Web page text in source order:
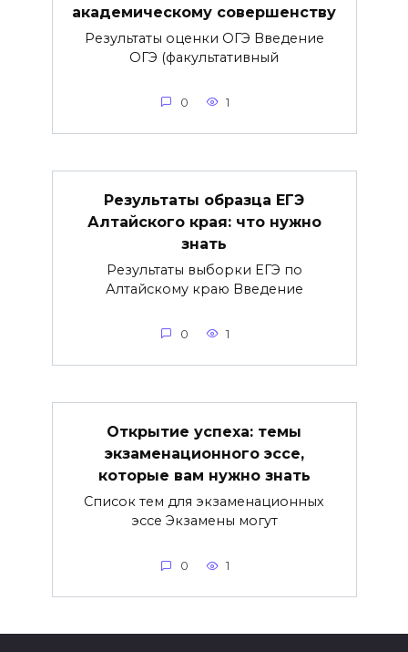
академическому совершенству
Результаты оценки ОГЭ Введение
ОГЭ (факультативный
0 1
Результаты образца ЕГЭ
Алтайского края: что нужно
знать
Результаты выборки ЕГЭ по
Алтайскому краю Введение
0 1
Открытие успеха: темы
экзаменационного эссе,
которые вам нужно знать
Список тем для экзаменационных
эссе Экзамены могут
0 1